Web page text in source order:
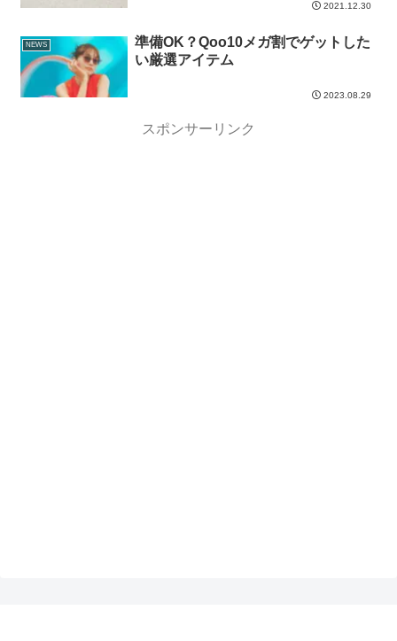
2021.12.30
NEWS
準備OK？Qoo10メガ割でゲットした
い厳選アイテム
2023.08.29
スポンサーリンク